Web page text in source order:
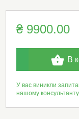
₴ 9900.00
В
У вас виникли
нашому консультанту